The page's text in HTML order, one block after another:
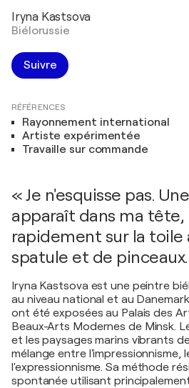
Iryna Kastsova
Biélorussie
Suivre
RÉFÉRENCES
Rayonnement international
Artiste expérimentée
Travaille sur commande
« Je n'esquisse pas.
apparaît dans ma
rapidement sur la toile
spatule et de
Iryna Kastsova est une peintre
au niveau national et au
ont été exposées au Palais des
Beaux-Arts Modernes de Minsk.
et les paysages marins vibrants
mélange entre l'impressionnisme,
l'expressionnisme. Sa méthode
spontanée utilisant